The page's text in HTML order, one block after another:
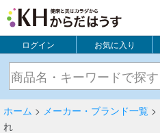
ログイン お気に入り
ホーム > メーカー・ブランド一覧 >
れ